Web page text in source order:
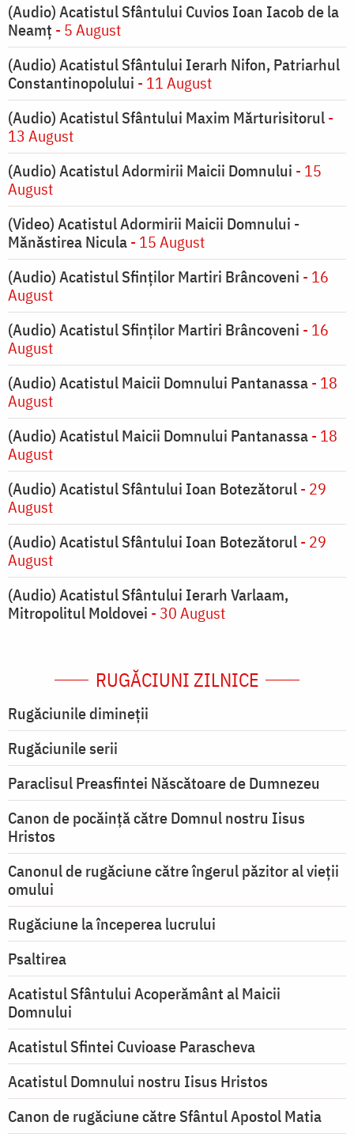
(Audio) Acatistul Sfântului Cuvios Ioan Iacob de la
Neamț - 5 August
(Audio) Acatistul Sfântului Ierarh Nifon, Patriarhul
Constantinopolului - 11 August
(Audio) Acatistul Sfântului Maxim Mărturisitorul-
13 August
(Audio) Acatistul Adormirii Maicii Domnului - 15
August
(Video) Acatistul Adormirii Maicii Domnului -
Mănăstirea Nicula- 15 August
(Audio) Acatistul Sfinților Martiri Brâncoveni - 16
August
(Audio) Acatistul Sfinților Martiri Brâncoveni - 16
August
(Audio) Acatistul Maicii Domnului Pantanassa- 18
August
(Audio) Acatistul Maicii Domnului Pantanassa- 18
August
(Audio) Acatistul Sfântului Ioan Botezătorul- 29
August
(Audio) Acatistul Sfântului Ioan Botezătorul- 29
August
(Audio) Acatistul Sfântului Ierarh Varlaam,
Mitropolitul Moldovei - 30 August
RUGĂCIUNI ZILNICE
Rugăciunile dimineții
Rugăciunile serii
Paraclisul Preasfintei Născătoare de Dumnezeu
Canon de pocăință către Domnul nostru Iisus
Hristos
Canonul de rugăciune către îngerul păzitor al vieții
omului
Rugăciune la începerea lucrului
Psaltirea
Acatistul Sfântului Acoperământ al Maicii
Domnului
Acatistul Sfintei Cuvioase Parascheva
Acatistul Domnului nostru Iisus Hristos
Canon de rugăciune către Sfântul Apostol Matia